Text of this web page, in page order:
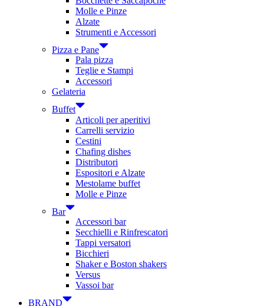
Molle e Pinze
Alzate
Strumenti e Accessori
Pizza e Pane
Pala pizza
Teglie e Stampi
Accessori
Gelateria
Buffet
Articoli per aperitivi
Carrelli servizio
Cestini
Chafing dishes
Distributori
Espositori e Alzate
Mestolame buffet
Molle e Pinze
Bar
Accessori bar
Secchielli e Rinfrescatori
Tappi versatori
Bicchieri
Shaker e Boston shakers
Versus
Vassoi bar
BRAND